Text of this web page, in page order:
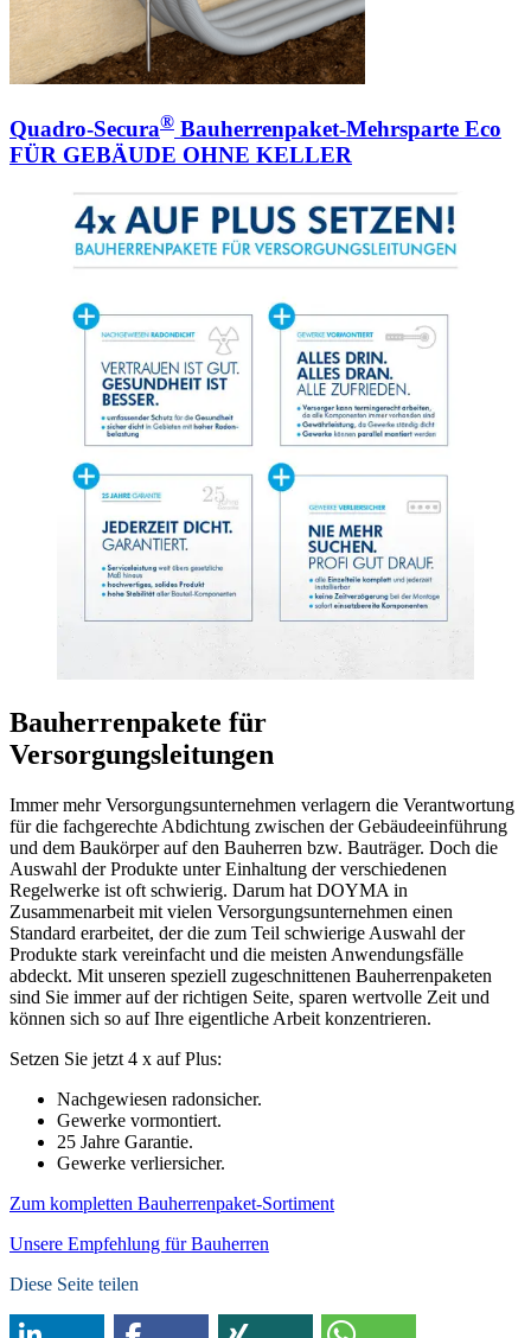
Quadro-Secura® Bauherrenpaket-Mehrsparte Eco
FÜR GEBÄUDE OHNE KELLER
Bauherrenpakete für
Versorgungsleitungen
Immer mehr Versorgungsunternehmen verlagern die Verantwortung
für die fachgerechte Abdichtung zwischen der Gebäudeeinführung
und dem Baukörper auf den Bauherren bzw. Bauträger. Doch die
Auswahl der Produkte unter Einhaltung der verschiedenen
Regelwerke ist oft schwierig. Darum hat DOYMA in
Zusammenarbeit mit vielen Versorgungsunternehmen einen
Standard erarbeitet, der die zum Teil schwierige Auswahl der
Produkte stark vereinfacht und die meisten Anwendungsfälle
abdeckt. Mit unseren speziell zugeschnittenen Bauherrenpaketen
sind Sie immer auf der richtigen Seite, sparen wertvolle Zeit und
können sich so auf Ihre eigentliche Arbeit konzentrieren.
Setzen Sie jetzt 4 x auf Plus:
Nachgewiesen radonsicher.
Gewerke vormontiert.
25 Jahre Garantie.
Gewerke verliersicher.
Zum kompletten Bauherrenpaket-Sortiment
Unsere Empfehlung für Bauherren
Diese Seite teilen